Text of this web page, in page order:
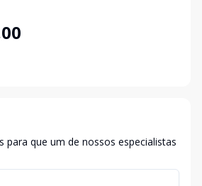
para que um de nossos especialistas